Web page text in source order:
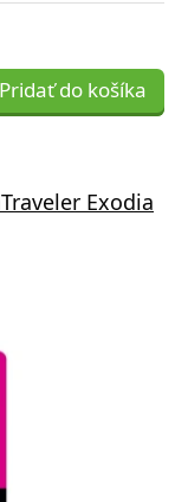
Pridať do košíka
Exodia